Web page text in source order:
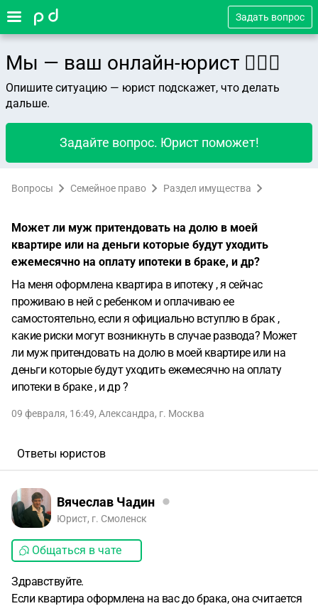
Задать вопрос
Мы — ваш онлайн-юрист 👨🏻‍⚖️
Опишите ситуацию — юрист подскажет, что делать
дальше.
Задайте вопрос. Юрист поможет!
Вопросы Семейное право Раздел имущества
Может ли муж притендовать на долю в моей
квартире или на деньги которые будут уходить
ежемесячно на оплату ипотеки в браке, и др?
На меня оформлена квартира в ипотеку , я сейчас
проживаю в ней с ребенком и оплачиваю ее
самостоятельно, если я официально вступлю в брак ,
какие риски могут возникнуть в случае развода? Может
ли муж притендовать на долю в моей квартире или на
деньги которые будут уходить ежемесячно на оплату
ипотеки в браке , и др ?
09 февраля, 16:49, Александра, г. Москва
Ответы юристов
Вячеслав Чадин
Юрист, г. Смоленск
Общаться в чате
Здравствуйте.
Если квартира оформлена на вас до брака, она считается